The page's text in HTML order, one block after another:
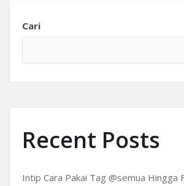
Cari
Recent Posts
Intip Cara Pakai Tag @semua Hingga